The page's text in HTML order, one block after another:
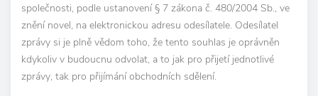
společnosti, podle ustanovení § 7 zákona č. 480/2004 Sb., ve
znění novel, na elektronickou adresu odesílatele. Odesílatel
zprávy si je plně vědom toho, že tento souhlas je oprávněn
kdykoliv v budoucnu odvolat, a to jak pro přijetí jednotlivé
zprávy, tak pro přijímání obchodních sdělení.